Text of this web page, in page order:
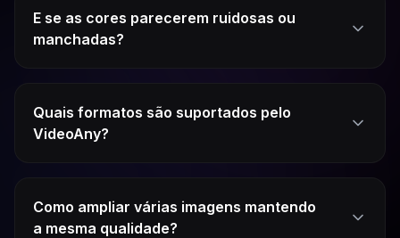
E se as cores parecerem ruidosas ou
manchadas?
Quais formatos são suportados pelo
VideoAny?
Como ampliar várias imagens mantendo
a mesma qualidade?